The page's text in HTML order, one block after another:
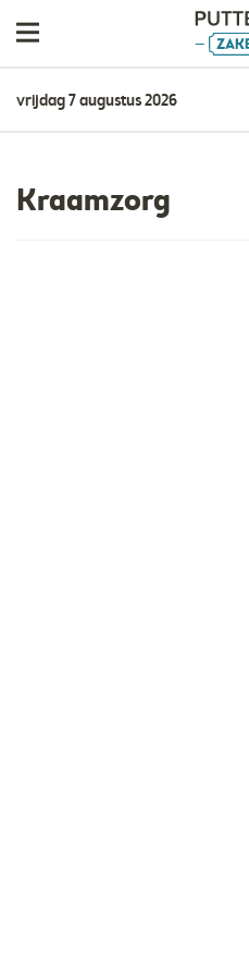
vrijdag 7 augustus 2026
Kraamzorg